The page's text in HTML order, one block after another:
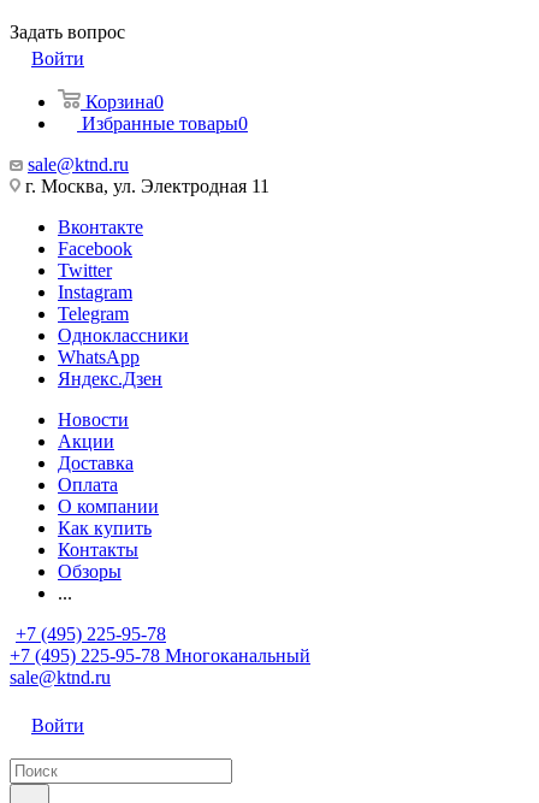
Задать вопрос
Войти
Корзина0
Избранные товары0
sale@ktnd.ru
г. Москва, ул. Электродная 11
Вконтакте
Facebook
Twitter
Instagram
Telegram
Одноклассники
WhatsApp
Яндекс.Дзен
Новости
Акции
Доставка
Оплата
О компании
Как купить
Контакты
Обзоры
...
+7 (495) 225-95-78
+7 (495) 225-95-78 Многоканальный
sale@ktnd.ru
Войти